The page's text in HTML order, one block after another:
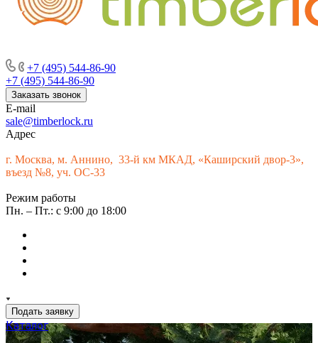
+7 (495) 544-86-90
+7 (495) 544-86-90
Заказать звонок
E-mail
sale@timberlock.ru
Адрес
г. Москва, м. Аннино, 33-й км МКАД, «Каширский двор-3»,
въезд №8, уч. ОС-33
Режим работы
Пн. – Пт.: с 9:00 до 18:00
Подать заявку
Каталог